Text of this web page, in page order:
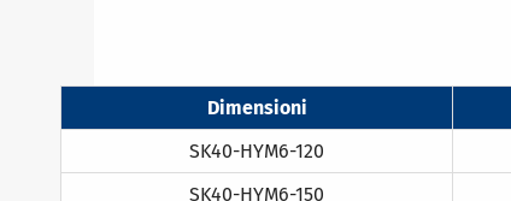
Dimensioni
SK40-HYM6-120
SK40-HYM6-150